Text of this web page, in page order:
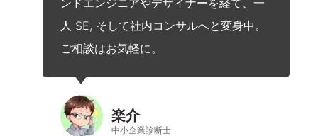
ンドエンジニアやデザイナーを経て、一
人 SE, そして社内コンサルへと変身中。
ご相談はお気軽に。
楽介
中小企業診断士